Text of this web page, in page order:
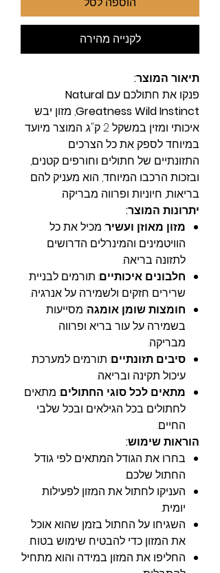
לקנייה מהירה
תיאור המוצר:
פנקו את חתולכם עם Natural
Greatness Wild Instinct, מזון יבש
איכותי ומזין במשקל 2 ק"ג. המוצר מיועד
במיוחד לספק את כל הצרכים
התזונתיים של חתולים וחורפים קטנים,
ובזכות הרכבו המיוחד, הוא מעניק להם
בריאות, חיוניות ופרווה מבריקה.
יתרונות המוצר:
מזון מאוזן ועשיר: מכיל את כל
הוויטמינים והמינרלים הדרושים
לתזונה בריאה.
חלבונים איכותיים: תורמים לבניית
שרירים חזקים ולשמירה על אנרגיה.
חומצות שומן אומגה: מסייעות
בשמירה על עור בריא ופרווה
מבריקה.
סיבים תזונתיים: תורמים למערכת
עיכול תקינה ובריאה.
מתאים לכל סוגי החתולים: מתאים
לחתולים בכל הגילאים ובכל שלבי
החיים.
הוראות שימוש:
בחרו את הגודל המתאים לפי גודל
החתול שלכם.
העניקו לחתול את המזון לפעילות
יומית.
השגיחו על החתול בזמן שהוא אוכל
את המזון כדי להבטיח שימוש בטוח.
החליפו את המזון במידה והוא מתחיל